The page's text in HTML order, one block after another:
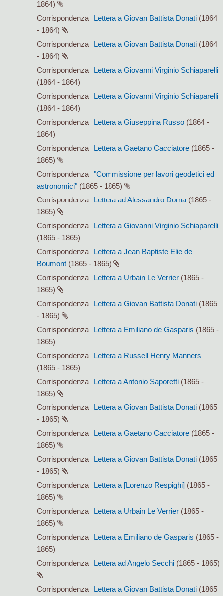
1864)
Corrispondenza
Lettera a Giovan Battista Donati (1864
- 1864)
Corrispondenza
Lettera a Giovan Battista Donati (1864
- 1864)
Corrispondenza
Lettera a Giovanni Virginio Schiaparelli
(1864 - 1864)
Corrispondenza
Lettera a Giovanni Virginio Schiaparelli
(1864 - 1864)
Corrispondenza
Lettera a Giuseppina Russo (1864 -
1864)
Corrispondenza
Lettera a Gaetano Cacciatore (1865 -
1865)
Corrispondenza
"Commissione per lavori geodetici ed
astronomici" (1865 - 1865)
Corrispondenza
Lettera ad Alessandro Dorna (1865 -
1865)
Corrispondenza
Lettera a Giovanni Virginio Schiaparelli
(1865 - 1865)
Corrispondenza
Lettera a Jean Baptiste Elie de
Boumont (1865 - 1865)
Corrispondenza
Lettera a Urbain Le Verrier (1865 -
1865)
Corrispondenza
Lettera a Giovan Battista Donati (1865
- 1865)
Corrispondenza
Lettera a Emiliano de Gasparis (1865 -
1865)
Corrispondenza
Lettera a Russell Henry Manners
(1865 - 1865)
Corrispondenza
Lettera a Antonio Saporetti (1865 -
1865)
Corrispondenza
Lettera a Giovan Battista Donati (1865
- 1865)
Corrispondenza
Lettera a Gaetano Cacciatore (1865 -
1865)
Corrispondenza
Lettera a Giovan Battista Donati (1865
- 1865)
Corrispondenza
Lettera a [Lorenzo Respighi] (1865 -
1865)
Corrispondenza
Lettera a Urbain Le Verrier (1865 -
1865)
Corrispondenza
Lettera a Emiliano de Gasparis (1865 -
1865)
Corrispondenza
Lettera ad Angelo Secchi (1865 - 1865)
Corrispondenza Lettera a Giovan Battista Donati (1865